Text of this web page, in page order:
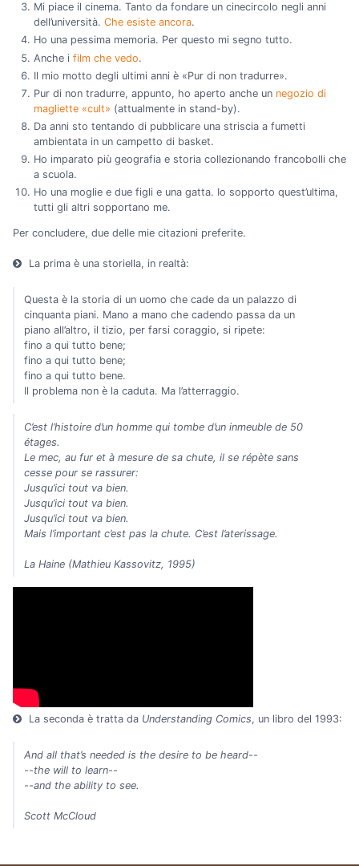
Mi piace il cinema. Tanto da fondare un cinecircolo negli anni
dell’università. Che esiste ancora.
Ho una pessima memoria. Per questo mi segno tutto.
Anche i film che vedo.
Il mio motto degli ultimi anni è «Pur di non tradurre».
Pur di non tradurre, appunto, ho aperto anche un negozio di
magliette «cult» (attualmente in stand-by).
Da anni sto tentando di pubblicare una striscia a fumetti
ambientata in un campetto di basket.
Ho imparato più geografia e storia collezionando francobolli che
a scuola.
Ho una moglie e due figli e una gatta. Io sopporto quest’ultima,
tutti gli altri sopportano me.
Per concludere, due delle mie citazioni preferite.
La prima è una storiella, in realtà:
Questa è la storia di un uomo che cade da un palazzo di
cinquanta piani. Mano a mano che cadendo passa da un
piano all’altro, il tizio, per farsi coraggio, si ripete:
fino a qui tutto bene;
fino a qui tutto bene;
fino a qui tutto bene.
Il problema non è la caduta. Ma l’atterraggio.
C’est l’histoire d’un homme qui tombe d’un inmeuble de 50
étages.
Le mec, au fur et à mesure de sa chute, il se répète sans
cesse pour se rassurer:
Jusqu’ici tout va bien.
Jusqu’ici tout va bien.
Jusqu’ici tout va bien.
Mais l’important c’est pas la chute. C’est l’aterissage.
La Haine (Mathieu Kassovitz, 1995)
La seconda è tratta da Understanding Comics, un libro del 1993:
And all that’s needed is the desire to be heard--
--the will to learn--
--and the ability to see.
Scott McCloud